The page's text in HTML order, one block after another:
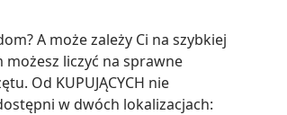
A może zależy Ci na szybkiej
możesz liczyć na sprawne
Od KUPUJĄCYCH nie
w dwóch lokalizacjach: